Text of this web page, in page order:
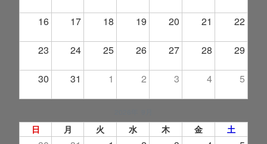
16 17 18 19 20 21 22
23 24 25 26 27 28 29
30 31 1 2 3 4 5
日 月 火 水 木 金 土